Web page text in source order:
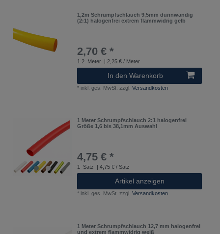
1,2m Schrumpfschlauch 9,5mm dünnwandig
(2:1) halogenfrei extrem flammwidrig gelb
2,70 € *
1.2 Meter | 2,25 € / Meter
In den Warenkorb
* inkl. ges. MwSt. zzgl.Versandkosten
1 Meter Schrumpfschlauch 2:1 halogenfrei
Größe 1,6 bis 38,1mm Auswahl
4,75 € *
1 Satz | 4,75 € / Satz
Artikel anzeigen
* inkl. ges. MwSt. zzgl.Versandkosten
1 Meter Schrumpfschlauch 12,7 mm halogenfrei
und extrem flammwidrig weiß